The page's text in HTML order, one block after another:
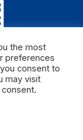
Đại học Quốc
the most
preferences
consent to
may visit